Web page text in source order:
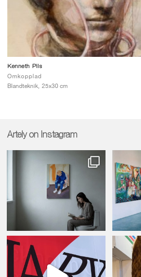
Kenneth Pils
Omkopplad
Blandteknik, 25x30 cm
Artely on Instagram